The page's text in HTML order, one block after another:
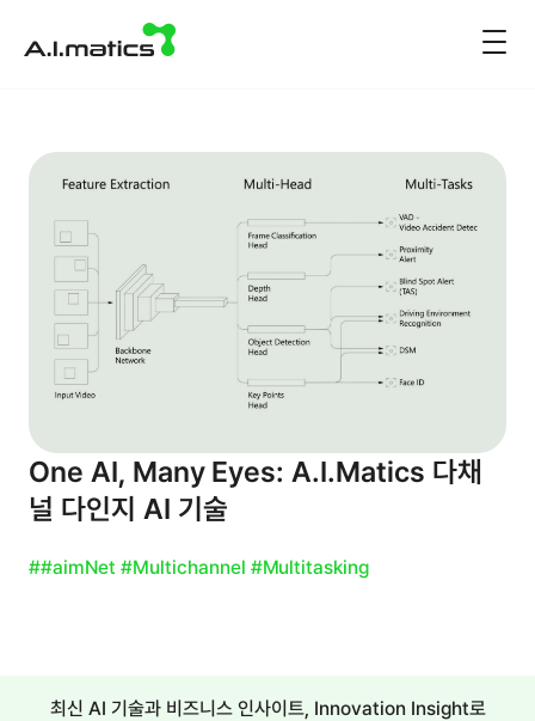
One AI, Many Eyes: A.I.Matics 다채
널 다인지 AI 기술
##aimNet #Multichannel #Multitasking
최신 AI 기술과 비즈니스 인사이트, Innovation Insight로